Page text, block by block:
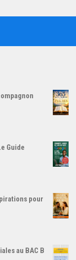
Guide
pour
au BAC B